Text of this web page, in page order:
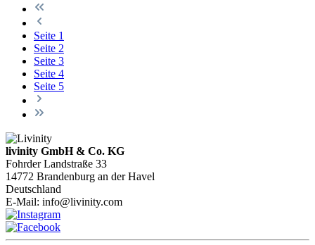
Seite 1
Seite 2
Seite 3
Seite 4
Seite 5
livinity GmbH & Co. KG
Fohrder Landstraße 33
14772 Brandenburg an der Havel
Deutschland
E-Mail: info@livinity.com